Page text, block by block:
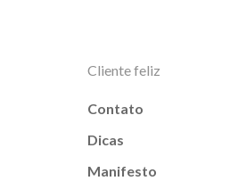
Cliente feliz
Contato
Dicas
Manifesto